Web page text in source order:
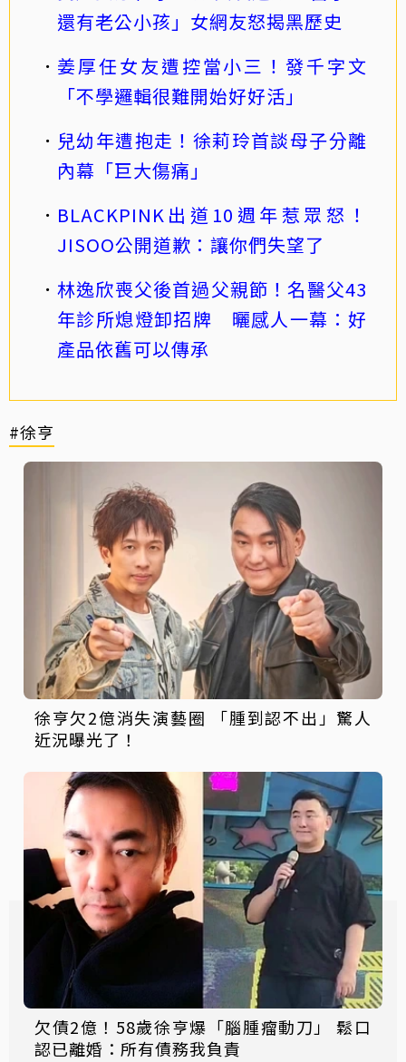
還有老公小孩」女網友怒揭黑歷史
姜厚任女友遭控當小三！發千字文
「不學邏輯很難開始好好活」
兒幼年遭抱走！徐莉玲首談母子分離
內幕「巨大傷痛」
BLACKPINK出道10週年惹眾怒！
JISOO公開道歉：讓你們失望了
林逸欣喪父後首過父親節！名醫父43
年診所熄燈卸招牌 曬感人一幕：好
產品依舊可以傳承
#徐亨
徐亨欠2億消失演藝圈 「腫到認不出」驚人
近況曝光了！
欠債2億！58歲徐亨爆「腦腫瘤動刀」 鬆口
認已離婚：所有債務我負責